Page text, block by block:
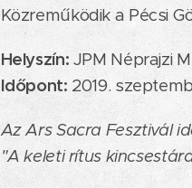
Közreműködik a Pécsi
Helyszín: JPM Néprajzi
Időpont: 2019.
Az Ars Sacra Fesztivál
"A keleti rítus